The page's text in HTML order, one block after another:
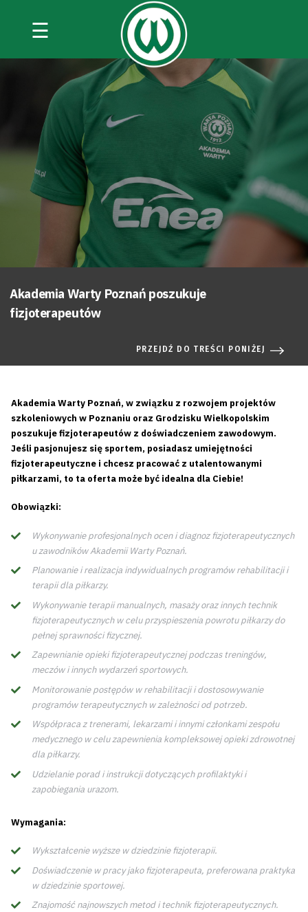
☰
Akademia Warty Poznań poszukuje
fizjoterapeutów
PRZEJDŹ DO TREŚCI PONIŻEJ
Akademia Warty Poznań, w związku z rozwojem projektów
szkoleniowych w Poznaniu oraz Grodzisku Wielkopolskim
poszukuje fizjoterapeutów z doświadczeniem zawodowym.
Jeśli pasjonujesz się sportem, posiadasz umiejętności
fizjoterapeutyczne i chcesz pracować z utalentowanymi
piłkarzami, to ta oferta może być idealna dla Ciebie!
Obowiązki:
Wykonywanie profesjonalnych ocen i diagnoz fizjoterapeutycznych
u zawodników Akademii Warty Poznań.
Planowanie i realizacja indywidualnych programów rehabilitacji i
terapii dla piłkarzy.
Wykonywanie terapii manualnych, masaży oraz innych technik
fizjoterapeutycznych w celu przyspieszenia powrotu piłkarzy do
pełnej sprawności fizycznej.
Zapewnianie opieki fizjoterapeutycznej podczas treningów,
meczów i innych wydarzeń sportowych.
Monitorowanie postępów w rehabilitacji i dostosowywanie
programów terapeutycznych w zależności od potrzeb.
Współpraca z trenerami, lekarzami i innymi członkami zespołu
medycznego w celu zapewnienia kompleksowej opieki zdrowotnej
dla piłkarzy.
Udzielanie porad i instrukcji dotyczących profilaktyki i
zapobiegania urazom.
Wymagania:
Wykształcenie wyższe w dziedzinie fizjoterapii.
Doświadczenie w pracy jako fizjoterapeuta, preferowana praktyka
w dziedzinie sportowej.
Znajomość najnowszych metod i technik fizjoterapeutycznych.